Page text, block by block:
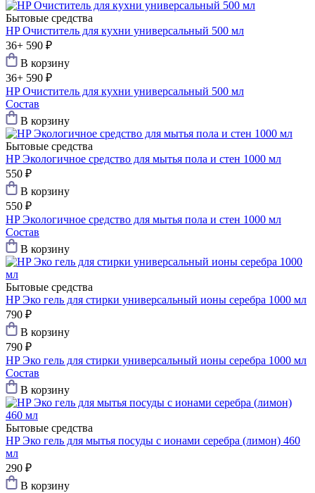
Бытовые средства
HP Очиститель для кухни универсальный 500 мл
36+ 590 ₽
В корзину
36+ 590 ₽
HP Очиститель для кухни универсальный 500 мл
Состав
В корзину
Бытовые средства
HP Экологичное средство для мытья пола и стен 1000 мл
550 ₽
В корзину
550 ₽
HP Экологичное средство для мытья пола и стен 1000 мл
Состав
В корзину
Бытовые средства
HP Эко гель для стирки универсальный ионы серебра 1000 мл
790 ₽
В корзину
790 ₽
HP Эко гель для стирки универсальный ионы серебра 1000 мл
Состав
В корзину
Бытовые средства
HP Эко гель для мытья посуды с ионами серебра (лимон) 460
мл
290 ₽
В корзину